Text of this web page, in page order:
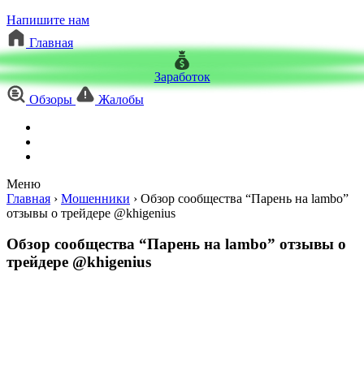
Напишите нам
Главная
Заработок
Обзоры
Жалобы
Меню
Главная › Мошенники › Обзор сообщества “Парень на lambo”
отзывы о трейдере @khigenius
Обзор сообщества “Парень на lambo” отзывы о
трейдере @khigenius